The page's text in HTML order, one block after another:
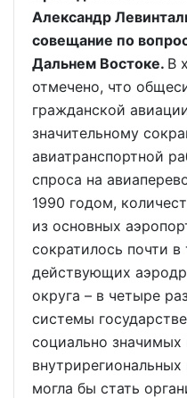
Александр
совещание по
Дальнем Востоке. В
отмечено, что
гражданской
значительному
авиатранспортной
спроса на
1990 годом,
из основных
сократилось почти
действующих
округа – в четыре
системы
социально
могла бы стать